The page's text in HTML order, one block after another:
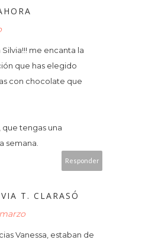
me encanta la
que has elegido
con chocolate que
que tengas una
semana.
Responder
T. CLARASÓ
Vanessa, estaban de